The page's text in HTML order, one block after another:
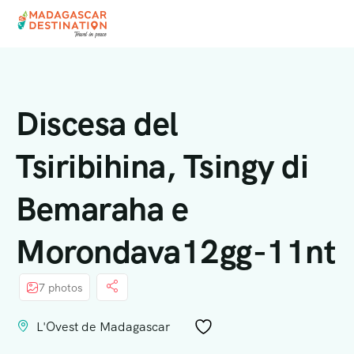
Discesa del
Tsiribihina, Tsingy di
Bemaraha e
Morondava12gg-11nt
7 photos
L'Ovest de Madagascar